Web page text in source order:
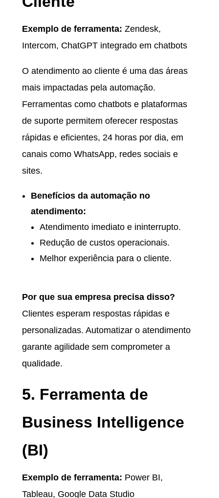
Exemplo de ferramenta: Zendesk,
Intercom, ChatGPT integrado em chatbots
O atendimento ao cliente é uma das áreas
mais impactadas pela automação.
Ferramentas como chatbots e plataformas
de suporte permitem oferecer respostas
rápidas e eficientes, 24 horas por dia, em
canais como WhatsApp, redes sociais e
sites.
Benefícios da automação no
atendimento:
Atendimento imediato e ininterrupto.
Redução de custos operacionais.
Melhor experiência para o cliente.
Por que sua empresa precisa disso?
Clientes esperam respostas rápidas e
personalizadas. Automatizar o atendimento
garante agilidade sem comprometer a
qualidade.
5. Ferramenta de
Business Intelligence
(BI)
Exemplo de ferramenta: Power BI,
Tableau, Google Data Studio